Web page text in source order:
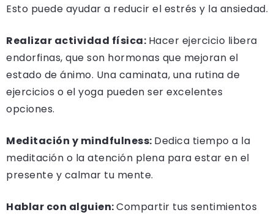
Esto puede ayudar a reducir el estrés y la ansiedad.
Realizar actividad física: Hacer ejercicio libera
endorfinas, que son hormonas que mejoran el
estado de ánimo. Una caminata, una rutina de
ejercicios o el yoga pueden ser excelentes
opciones.
Meditación y mindfulness: Dedica tiempo a la
meditación o la atención plena para estar en el
presente y calmar tu mente.
Hablar con alguien:Compartir tus sentimientos